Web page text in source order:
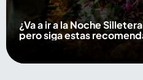
¿Va a ir a la Noche
pero siga estas